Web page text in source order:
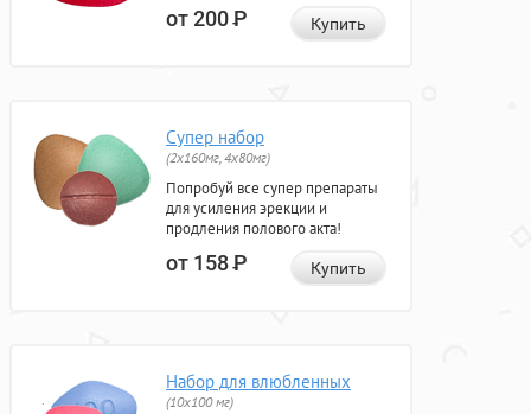
от 200Р Купить
Супер набор
(2х160мг, 4х80мг)
Попробуй все супер препараты
для усиления эрекции и
продления полового акта!
от 158Р Купить
Набор для влюбленных
(10х100 мг)